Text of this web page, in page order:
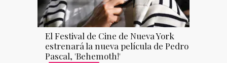
El Festival de Cine de Nueva York
estrenará la nueva película de Pedro
Pascal, 'Behemoth!'